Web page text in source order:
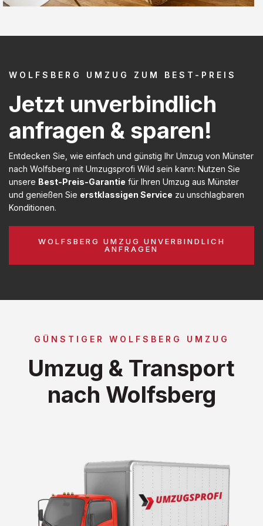
WOLFSBERG UMZUG ZUM BEST-PREIS
Jetzt unverbindlich
anfragen & sparen!
Entdecken Sie, wie einfach und günstig Ihr Umzug von Münster
nach Wolfsberg mit Umzugsprofi Wild sein kann: Nutzen Sie
unsere Best-Preis-Garantie für Ihren Umzug aus Münster
und genießen Sie erstklassigen Service zu unschlagbaren
Konditionen.
WOLFSBERG UMZUG UNVERBINDLICH
ANFRAGEN
GÜNSTIGER WOLFSBERG UMZUG
Umzug & Transport
nach Wolfsberg